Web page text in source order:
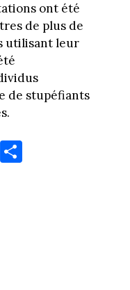
ont été
de plus de
utilisant leur
de stupéfiants
Pa
rt